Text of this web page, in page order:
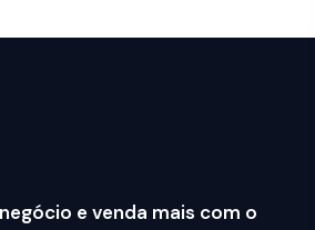
e venda mais com o